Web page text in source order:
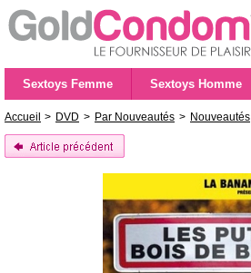
Sextoys Femme Sextoys Homme
Accueil > DVD > Par Nouveautés > Nouveautés